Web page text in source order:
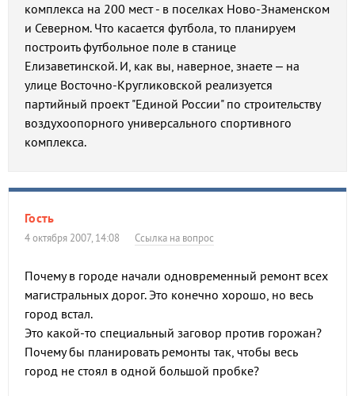
комплекса на 200 мест - в поселках Ново-Знаменском
и Северном. Что касается футбола, то планируем
построить футбольное поле в станице
Елизаветинской. И, как вы, наверное, знаете – на
улице Восточно-Кругликовской реализуется
партийный проект "Единой России" по строительству
воздухоопорного универсального спортивного
комплекса.
Гость
4 октября 2007, 14:08 Ссылка на вопрос
Почему в городе начали одновременный ремонт всех
магистральных дорог. Это конечно хорошо, но весь
город встал.
Это какой-то специальный заговор против горожан?
Почему бы планировать ремонты так, чтобы весь
город не стоял в одной большой пробке?